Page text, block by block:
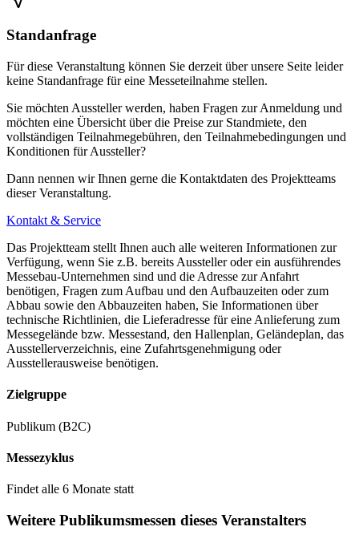
Standanfrage
Für diese Veranstaltung können Sie derzeit über unsere Seite leider
keine Standanfrage für eine Messeteilnahme stellen.
Sie möchten Aussteller werden, haben Fragen zur Anmeldung und
möchten eine Übersicht über die Preise zur Standmiete, den
vollständigen Teilnahmegebühren, den Teilnahmebedingungen und
Konditionen für Aussteller?
Dann nennen wir Ihnen gerne die Kontaktdaten des Projektteams
dieser Veranstaltung.
Kontakt & Service
Das Projektteam stellt Ihnen auch alle weiteren Informationen zur
Verfügung, wenn Sie z.B. bereits Aussteller oder ein ausführendes
Messebau-Unternehmen sind und die Adresse zur Anfahrt
benötigen, Fragen zum Aufbau und den Aufbauzeiten oder zum
Abbau sowie den Abbauzeiten haben, Sie Informationen über
technische Richtlinien, die Lieferadresse für eine Anlieferung zum
Messegelände bzw. Messestand, den Hallenplan, Geländeplan, das
Ausstellerverzeichnis, eine Zufahrtsgenehmigung oder
Ausstellerausweise benötigen.
Zielgruppe
Publikum (B2C)
Messezyklus
Findet alle 6 Monate statt
Weitere Publikumsmessen dieses Veranstalters